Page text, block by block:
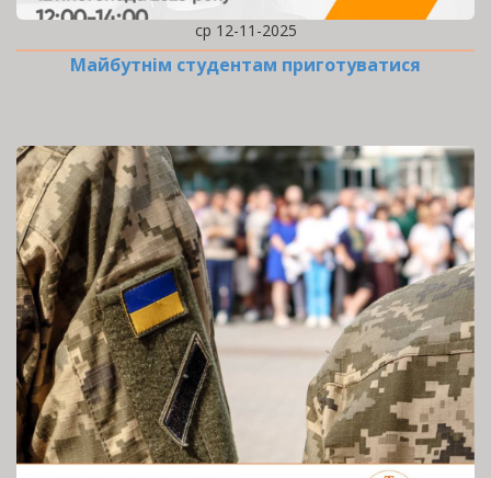
ср 12-11-2025
Майбутнім студентам приготуватися